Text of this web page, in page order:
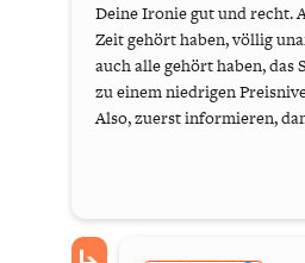
Deine Ironie gut und recht.
Zeit gehört haben, völlig
auch alle gehört haben, das
zu einem niedrigen
Also, zuerst informieren,